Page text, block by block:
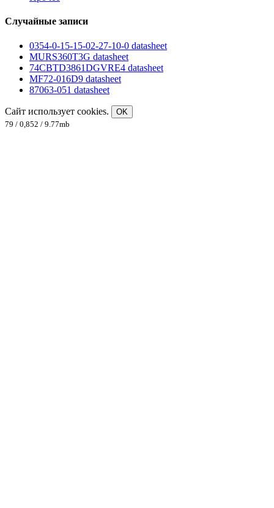
Случайные записи
0354-0-15-15-02-27-10-0 datasheet
MURS360T3G datasheet
74CBTD3861DGVRE4 datasheet
MF72-016D9 datasheet
87063-051 datasheet
Сайт использует cookies.
OK
79 / 0,852 / 9.77mb